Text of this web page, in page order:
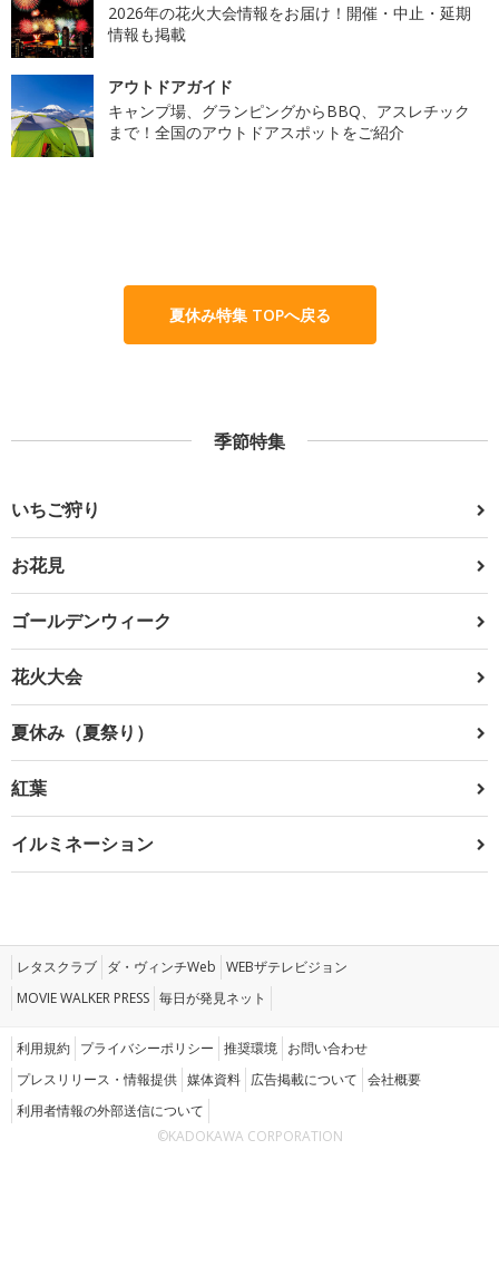
2026年の花火大会情報をお届け！開催・中止・延期
情報も掲載
アウトドアガイド
キャンプ場、グランピングからBBQ、アスレチック
まで！全国のアウトドアスポットをご紹介
夏休み特集 TOPへ戻る
季節特集
いちご狩り
お花見
ゴールデンウィーク
花火大会
夏休み（夏祭り）
紅葉
イルミネーション
レタスクラブ ダ・ヴィンチWeb WEBザテレビジョン
MOVIE WALKER PRESS 毎日が発見ネット
利用規約 プライバシーポリシー 推奨環境 お問い合わせ
プレスリリース・情報提供 媒体資料 広告掲載について 会社概要
利用者情報の外部送信について
©KADOKAWA CORPORATION